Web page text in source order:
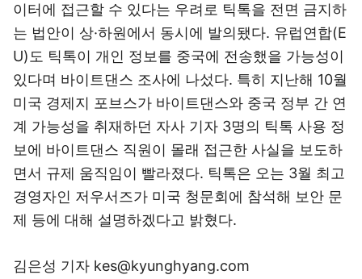
이터에 접근할 수 있다는 우려로 틱톡을 전면 금지하
는 법안이 상·하원에서 동시에 발의됐다. 유럽연합(E
U)도 틱톡이 개인 정보를 중국에 전송했을 가능성이
있다며 바이트댄스 조사에 나섰다. 특히 지난해 10월
미국 경제지 포브스가 바이트댄스와 중국 정부 간 연
계 가능성을 취재하던 자사 기자 3명의 틱톡 사용 정
보에 바이트댄스 직원이 몰래 접근한 사실을 보도하
면서 규제 움직임이 빨라졌다. 틱톡은 오는 3월 최고
경영자인 저우서즈가 미국 청문회에 참석해 보안 문
제 등에 대해 설명하겠다고 밝혔다.
김은성 기자 kes@kyunghyang.com